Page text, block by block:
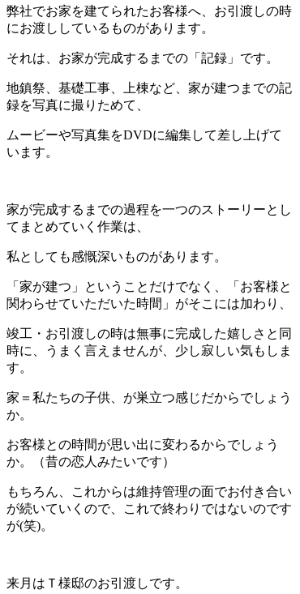
弊社でお家を建てられたお客様へ、お引渡しの時
にお渡ししているものがあります。
それは、お家が完成するまでの「記録」です。
地鎮祭、基礎工事、上棟など、家が建つまでの記
録を写真に撮りためて、
ムービーや写真集をDVDに編集して差し上げて
います。
家が完成するまでの過程を一つのストーリーとし
てまとめていく作業は、
私としても感慨深いものがあります。
「家が建つ」ということだけでなく、「お客様と
関わらせていただいた時間」がそこには加わり、
竣工・お引渡しの時は無事に完成した嬉しさと同
時に、うまく言えませんが、少し寂しい気もしま
す。
家＝私たちの子供、が巣立つ感じだからでしょう
か。
お客様との時間が思い出に変わるからでしょう
か。（昔の恋人みたいです）
もちろん、これからは維持管理の面でお付き合い
が続いていくので、これで終わりではないのです
が(笑)。
来月はＴ様邸のお引渡しです。